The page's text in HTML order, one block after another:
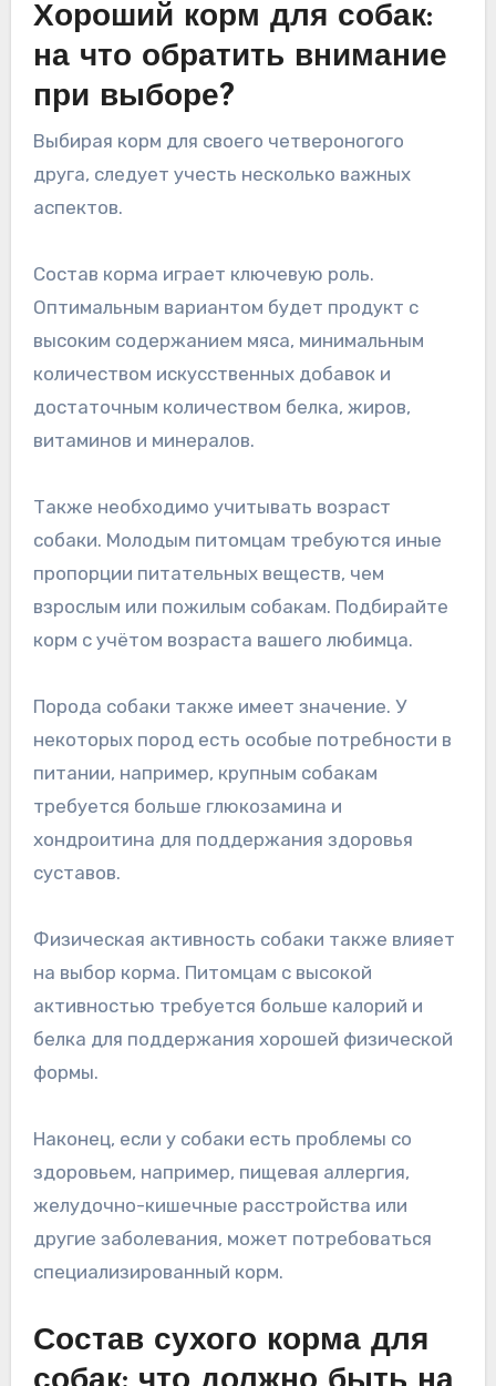
Хороший корм для собак:
на что обратить внимание
при выборе?
Выбирая корм для своего четвероногого
друга, следует учесть несколько важных
аспектов.
Состав корма играет ключевую роль.
Оптимальным вариантом будет продукт с
высоким содержанием мяса, минимальным
количеством искусственных добавок и
достаточным количеством белка, жиров,
витаминов и минералов.
Также необходимо учитывать возраст
собаки. Молодым питомцам требуются иные
пропорции питательных веществ, чем
взрослым или пожилым собакам. Подбирайте
корм с учётом возраста вашего любимца.
Порода собаки также имеет значение. У
некоторых пород есть особые потребности в
питании, например, крупным собакам
требуется больше глюкозамина и
хондроитина для поддержания здоровья
суставов.
Физическая активность собаки также влияет
на выбор корма. Питомцам с высокой
активностью требуется больше калорий и
белка для поддержания хорошей физической
формы.
Наконец, если у собаки есть проблемы со
здоровьем, например, пищевая аллергия,
желудочно-кишечные расстройства или
другие заболевания, может потребоваться
специализированный корм.
Состав сухого корма для